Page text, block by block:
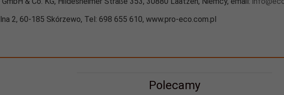
2, 60-185 Skórzewo, Tel: 698 655 610, www.pro-eco.com.pl
Polecamy